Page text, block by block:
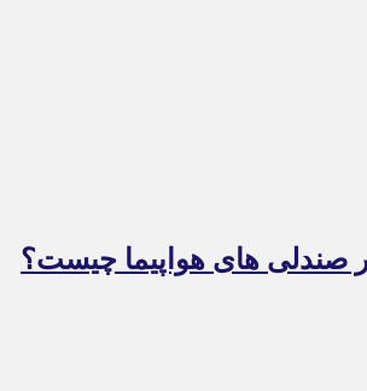
صندلی های هواپیما چیست؟